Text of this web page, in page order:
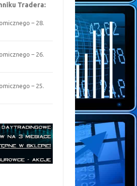
Tradera:
– 28.
– 26.
– 25.